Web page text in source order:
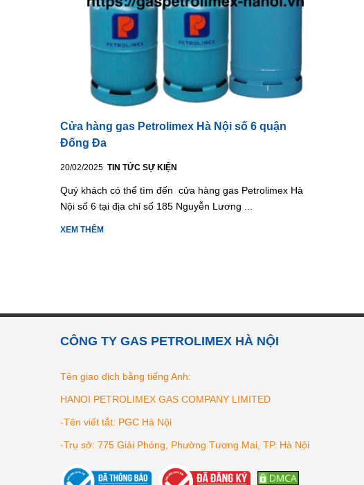
Cửa hàng gas Petrolimex Hà Nội số 6 quận
Đống Đa
20/02/2025 TIN TỨC SỰ KIỆN
Quý khách có thể tìm đến cửa hàng gas Petrolimex Hà
Nội số 6 tại địa chỉ số 185 Nguyễn Lương ...
XEM THÊM
CÔNG TY GAS PETROLIMEX HÀ NỘI
Tên giao dịch bằng tiếng Anh:
HANOI PETROLIMEX GAS COMPANY LIMITED
-Tên viết tắt: PGC Hà Nội
-Trụ sở: 775 Giải Phóng, Phường Tương Mai, TP. Hà Nội